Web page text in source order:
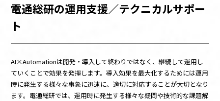
電通総研の運用支援／テクニカルサポー
ト
AI×Automationは開発・導入して終わりではなく、継続して運用し
ていくことで効果を発揮します。導入効果を最大化するためには運用
時に発生する様々な事象に迅速に、適切に対応することが大切となり
ます。電通総研では、運用時に発生する様々な疑問や技術的な課題解